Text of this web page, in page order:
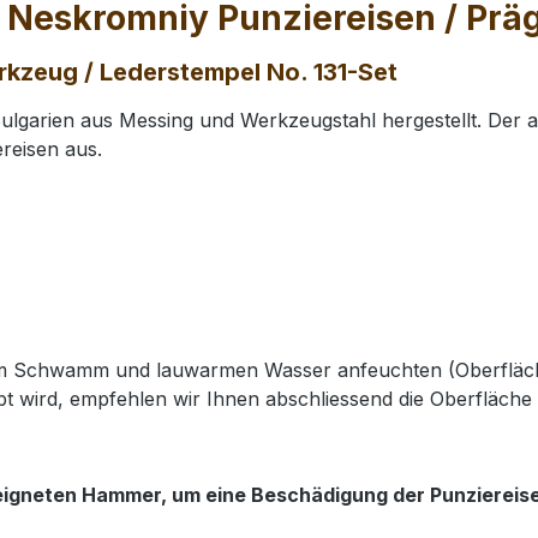
Punziereisen /
/ Lederstempel No. 131-Set
aus Messing und Werkzeugstahl hergestellt. Der
aus.
Schwamm und lauwarmen Wasser anfeuchten
wird, empfehlen wir Ihnen abschliessend die
Hammer, um eine Beschädigung der